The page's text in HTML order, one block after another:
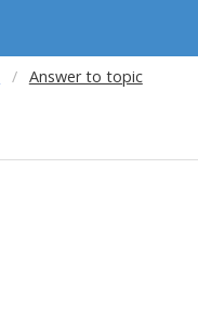
Answer to topic